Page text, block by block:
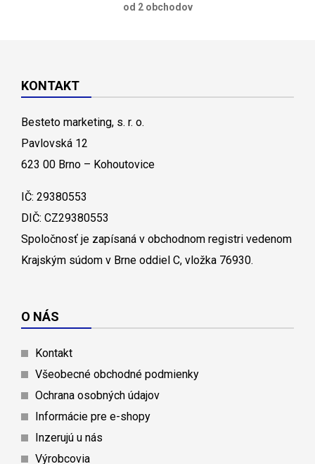
od 2 obchodov
KONTAKT
Besteto marketing, s. r. o.
Pavlovská 12
623 00 Brno – Kohoutovice
IČ: 29380553
DIČ: CZ29380553
Spoločnosť je zapísaná v obchodnom registri vedenom
Krajským súdom v Brne oddiel C, vložka 76930.
O NÁS
Kontakt
Všeobecné obchodné podmienky
Ochrana osobných údajov
Informácie pre e-shopy
Inzerujú u nás
Výrobcovia